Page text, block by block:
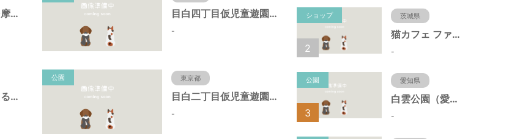
中坂公園（東京都多摩市） 目白四丁目仮児童遊園（東京都豊島区）
-
池袋本町電車の見える公園（東京都豊島区）
公園 東京都
目白二丁目仮児童遊園（東京都豊島区）
-
ショップ 茨城県
猫カフェ ファミリーズ
-
2
公園 愛知県
白雲公園（愛知県名古屋市）
-
3